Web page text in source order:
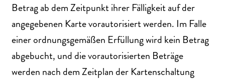
Betrag ab dem Zeitpunkt ihrer Fälligkeit auf der
angegebenen Karte vorautorisiert werden. Im Falle
einer ordnungsgemäßen Erfüllung wird kein Betrag
abgebucht, und die vorautorisierten Beträge
werden nach dem Zeitplan der Kartenschaltung